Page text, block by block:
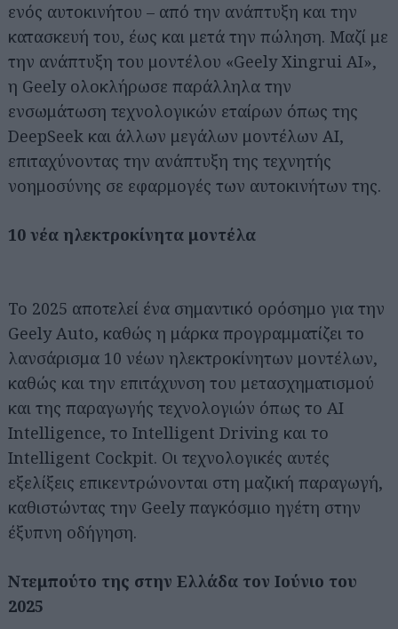
ενός αυτοκινήτου – από την ανάπτυξη και την
κατασκευή του, έως και μετά την πώληση. Μαζί με
την ανάπτυξη του μοντέλου «Geely Xingrui AI»,
η Geely ολοκλήρωσε παράλληλα την
ενσωμάτωση τεχνολογικών εταίρων όπως της
DeepSeek και άλλων μεγάλων μοντέλων AI,
επιταχύνοντας την ανάπτυξη της τεχνητής
νοημοσύνης σε εφαρμογές των αυτοκινήτων της.
10 νέα ηλεκτροκίνητα μοντέλα
Το 2025 αποτελεί ένα σημαντικό ορόσημο για την
Geely Auto, καθώς η μάρκα προγραμματίζει το
λανσάρισμα 10 νέων ηλεκτροκίνητων μοντέλων,
καθώς και την επιτάχυνση του μετασχηματισμού
και της παραγωγής τεχνολογιών όπως το AI
Intelligence, το Intelligent Driving και το
Intelligent Cockpit. Οι τεχνολογικές αυτές
εξελίξεις επικεντρώνονται στη μαζική παραγωγή,
καθιστώντας την Geely παγκόσμιο ηγέτη στην
έξυπνη οδήγηση.
Ντεμπούτο της στην Ελλάδα τον Ιούνιο του
2025
Αναζήτηση
για...